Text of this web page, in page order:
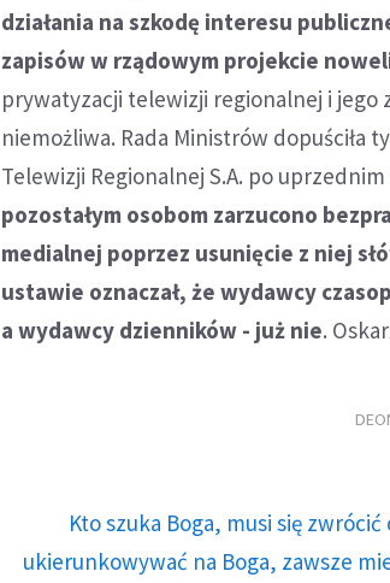
działania na szkodę interesu
zapisów w rządowym projekcie
prywatyzacji telewizji regionalnej i jego
niemożliwa. Rada Ministrów dopuściła
Telewizji Regionalnej S.A. po
pozostałym osobom zarzucono
medialnej poprzez usunięcie z niej
ustawie oznaczał, że wydawcy
a wydawcy dzienników - już nie.
Kto szuka Boga, musi się
ukierunkowywać na Boga, zawsze